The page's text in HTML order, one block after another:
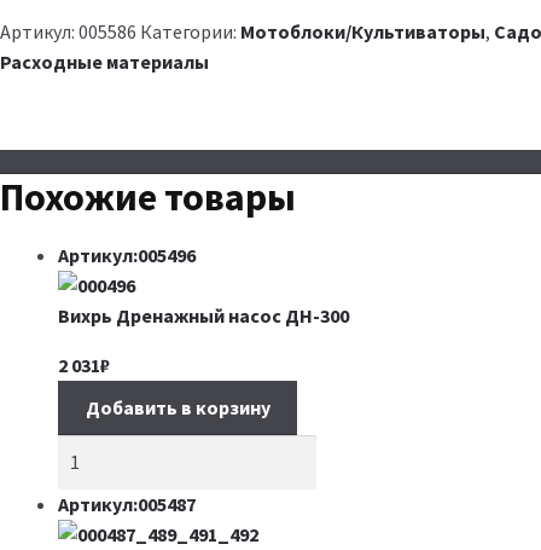
Артикул: 005586 Категории: Мотоблоки/Культиваторы,
Расходные материалы
Похожие товары
Артикул:005496
Вихрь Дренажный насос ДН-300
2 031₽
Добавить в корзину
Артикул:005487